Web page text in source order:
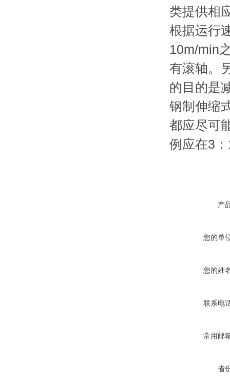
类提供相
根据运行
10m/min
有滚轴。
的目的是
钢制伸缩
都应尽可
例应在3
产
您的单
您的姓
联系电
常用邮
省